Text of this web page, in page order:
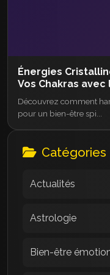
Énergies
Vos Chakras avec
Découvrez comment
pour un bien-être spi...
Catégories
Actualités
Astrologie
Bien-être